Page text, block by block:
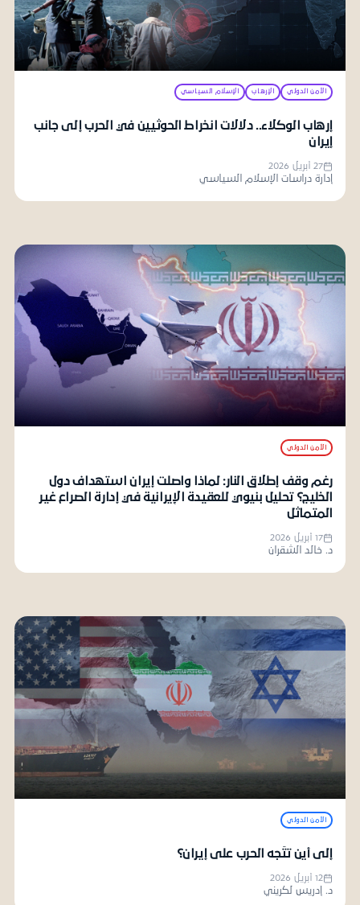
الأمن الدولي الإرهاب الإسلام السياسي
إرهاب الوكلاء.. دلالات انخراط الحوثيين في الحرب إلى جانب
إيران
27 أبريل 2026
إدارة دراسات الإسلام السياسي
الأمن الدولي
رغم وقف إطلاق النار: لماذا واصلت إيران استهداف دول
الخليج؟ تحليل بنيوي للعقيدة الإيرانية في إدارة الصراع غير
المتماثل
17 أبريل 2026
د. خالد الشقران
الأمن الدولي
إلى أين تتّجه الحرب على إيران؟
12 أبريل 2026
د. إدريس لكريني